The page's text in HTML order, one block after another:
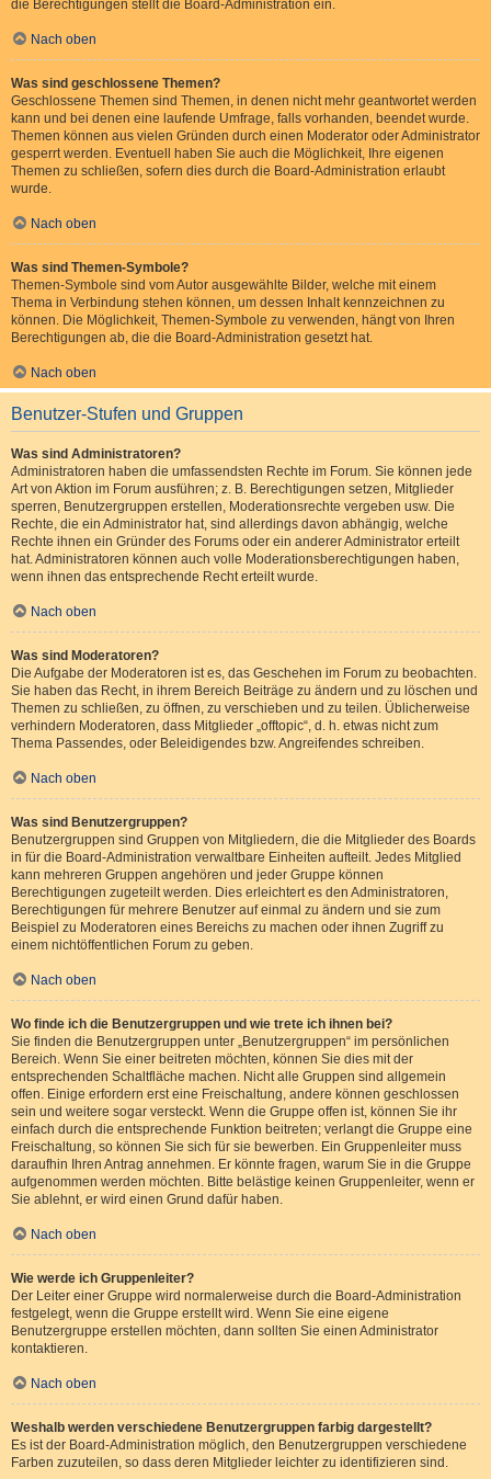
die Berechtigungen stellt die Board-Administration ein.
Nach oben
Was sind geschlossene Themen?
Geschlossene Themen sind Themen, in denen nicht mehr geantwortet werden
kann und bei denen eine laufende Umfrage, falls vorhanden, beendet wurde.
Themen können aus vielen Gründen durch einen Moderator oder Administrator
gesperrt werden. Eventuell haben Sie auch die Möglichkeit, Ihre eigenen
Themen zu schließen, sofern dies durch die Board-Administration erlaubt
wurde.
Nach oben
Was sind Themen-Symbole?
Themen-Symbole sind vom Autor ausgewählte Bilder, welche mit einem
Thema in Verbindung stehen können, um dessen Inhalt kennzeichnen zu
können. Die Möglichkeit, Themen-Symbole zu verwenden, hängt von Ihren
Berechtigungen ab, die die Board-Administration gesetzt hat.
Nach oben
Benutzer-Stufen und Gruppen
Was sind Administratoren?
Administratoren haben die umfassendsten Rechte im Forum. Sie können jede
Art von Aktion im Forum ausführen; z. B. Berechtigungen setzen, Mitglieder
sperren, Benutzergruppen erstellen, Moderationsrechte vergeben usw. Die
Rechte, die ein Administrator hat, sind allerdings davon abhängig, welche
Rechte ihnen ein Gründer des Forums oder ein anderer Administrator erteilt
hat. Administratoren können auch volle Moderationsberechtigungen haben,
wenn ihnen das entsprechende Recht erteilt wurde.
Nach oben
Was sind Moderatoren?
Die Aufgabe der Moderatoren ist es, das Geschehen im Forum zu beobachten.
Sie haben das Recht, in ihrem Bereich Beiträge zu ändern und zu löschen und
Themen zu schließen, zu öffnen, zu verschieben und zu teilen. Üblicherweise
verhindern Moderatoren, dass Mitglieder „offtopic“, d. h. etwas nicht zum
Thema Passendes, oder Beleidigendes bzw. Angreifendes schreiben.
Nach oben
Was sind Benutzergruppen?
Benutzergruppen sind Gruppen von Mitgliedern, die die Mitglieder des Boards
in für die Board-Administration verwaltbare Einheiten aufteilt. Jedes Mitglied
kann mehreren Gruppen angehören und jeder Gruppe können
Berechtigungen zugeteilt werden. Dies erleichtert es den Administratoren,
Berechtigungen für mehrere Benutzer auf einmal zu ändern und sie zum
Beispiel zu Moderatoren eines Bereichs zu machen oder ihnen Zugriff zu
einem nichtöffentlichen Forum zu geben.
Nach oben
Wo finde ich die Benutzergruppen und wie trete ich ihnen bei?
Sie finden die Benutzergruppen unter „Benutzergruppen“ im persönlichen
Bereich. Wenn Sie einer beitreten möchten, können Sie dies mit der
entsprechenden Schaltfläche machen. Nicht alle Gruppen sind allgemein
offen. Einige erfordern erst eine Freischaltung, andere können geschlossen
sein und weitere sogar versteckt. Wenn die Gruppe offen ist, können Sie ihr
einfach durch die entsprechende Funktion beitreten; verlangt die Gruppe eine
Freischaltung, so können Sie sich für sie bewerben. Ein Gruppenleiter muss
daraufhin Ihren Antrag annehmen. Er könnte fragen, warum Sie in die Gruppe
aufgenommen werden möchten. Bitte belästige keinen Gruppenleiter, wenn er
Sie ablehnt, er wird einen Grund dafür haben.
Nach oben
Wie werde ich Gruppenleiter?
Der Leiter einer Gruppe wird normalerweise durch die Board-Administration
festgelegt, wenn die Gruppe erstellt wird. Wenn Sie eine eigene
Benutzergruppe erstellen möchten, dann sollten Sie einen Administrator
kontaktieren.
Nach oben
Weshalb werden verschiedene Benutzergruppen farbig dargestellt?
Es ist der Board-Administration möglich, den Benutzergruppen verschiedene
Farben zuzuteilen, so dass deren Mitglieder leichter zu identifizieren sind.